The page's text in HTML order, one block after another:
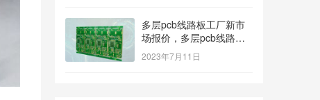
多层pcb线路板工厂新市
场报价，多层pcb线路板
厂家新参考价格
2023年7月11日